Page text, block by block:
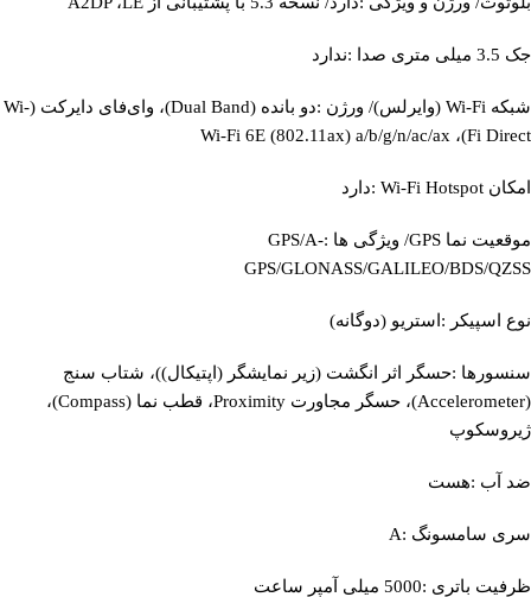
جک 3.5 میلی متری صدا :ندارد
شبکه Wi-Fi (وایرلس)/ ورژن :دو بانده (Dual Band)، وای‌فای دایرکت (Wi-
Fi Direct)، Wi-Fi 6E (802.11ax) a/b/g/n/ac/ax
امکان Wi-Fi Hotspot :دارد
موقعیت‌ نما GPS/ ویژگی‌ ها :GPS/A-
GPS/GLONASS/GALILEO/BDS/QZSS
نوع اسپیکر :استریو (دوگانه)
سنسورها :حسگر اثر انگشت (زیر نمایشگر (اپتیکال))، شتاب سنج
(Accelerometer)، حسگر مجاورت Proximity، قطب نما (Compass)،
ژیروسکوپ
ضد آب :هست
سری سامسونگ :A
ظرفیت باتری :5000 میلی آمپر ساعت